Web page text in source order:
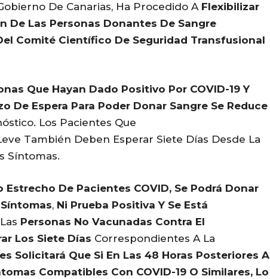
De Canarias, Ha Procedido A Flexibilizar
De Las Personas Donantes De Sangre
Comité Científico De Seguridad Transfusional
Que Hayan Dado Positivo Por COVID-19 Y
De Espera Para Poder Donar Sangre Se Reduce
Los Pacientes Que
También Deben Esperar Siete Días Desde La
Síntomas.
Estrecho De Pacientes COVID, Se Podrá Donar
, Ni Prueba Positiva Y Se Está
Las Personas No Vacunadas Contra El
Los Siete Días Correspondientes A La
Solicitará Que Si En Las 48 Horas Posteriores A
Compatibles Con COVID-19 O Similares, Lo